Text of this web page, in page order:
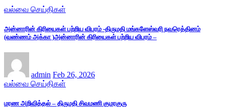
வல்வை செய்திகள்
அன்னாரின் கிரியைகள் பற்றிய விபரம் -திருமதி மங்களேஸ்வரி நவரெத்தினம்
(வண்ணம் அக்கா )அன்னாரின் கிரியைகள் பற்றிய விபரம் –
admin Feb 26, 2026
வல்வை செய்திகள்
மரண அறிவித்தல் – திருமதி சிவமணி குமரகுரு